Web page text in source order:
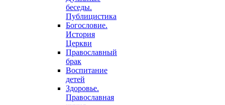
беседы.
Публицистика
Богословие.
История
Церкви
Православный
брак
Воспитание
детей
Здоровье.
Православная